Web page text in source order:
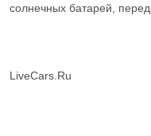
солнечных батарей,
LiveCars.Ru